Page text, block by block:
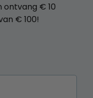
ontvang € 10
€ 100!